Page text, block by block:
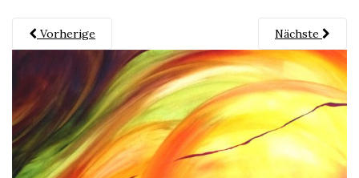
Vorherige Nächste